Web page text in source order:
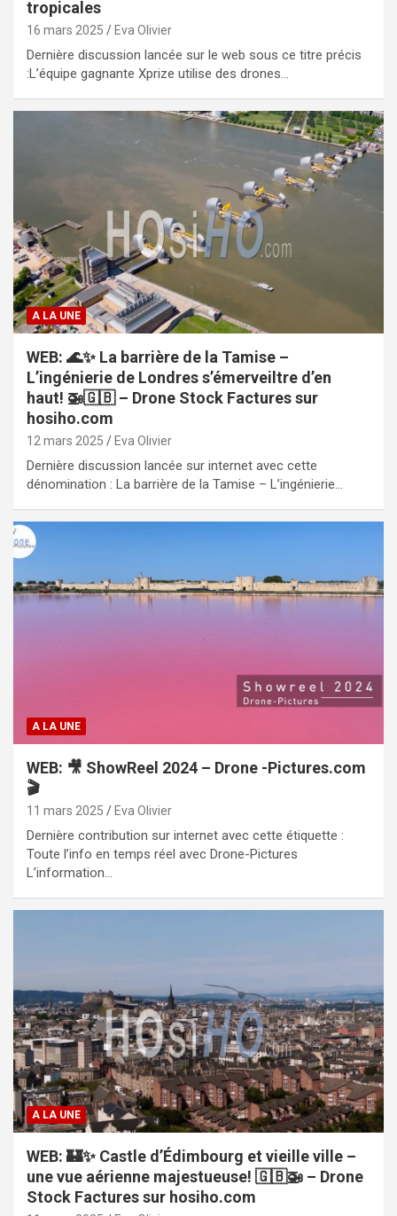
tropicales
16 mars 2025 Eva Olivier
Dernière discussion lancée sur le web sous ce titre précis
:L’équipe gagnante Xprize utilise des drones…
A LA UNE
WEB: 🌊✨ La barrière de la Tamise –
L’ingénierie de Londres s’émerveiltre d’en
haut! 🚁🇬🇧 – Drone Stock Factures sur
hosiho.com
12 mars 2025 Eva Olivier
Dernière discussion lancée sur internet avec cette
dénomination : La barrière de la Tamise – L’ingénierie…
A LA UNE
WEB: 🎥 ShowReel 2024 – Drone -Pictures.com
🎬
11 mars 2025 Eva Olivier
Dernière contribution sur internet avec cette étiquette :
Toute l’info en temps réel avec Drone-Pictures
L’information…
A LA UNE
WEB: 🏰✨ Castle d’Édimbourg et vieille ville –
une vue aérienne majestueuse! 🇬🇧🚁 – Drone
Stock Factures sur hosiho.com